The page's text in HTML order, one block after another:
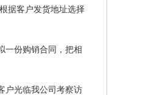
据客户发货地址选择
一份购销合同，把相
户光临我公司考察访